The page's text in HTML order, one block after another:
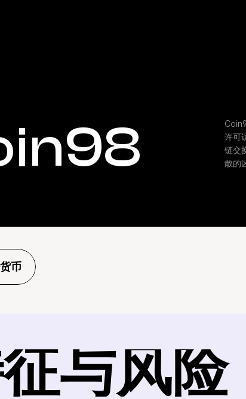
许可
链交
散的
币
与风险